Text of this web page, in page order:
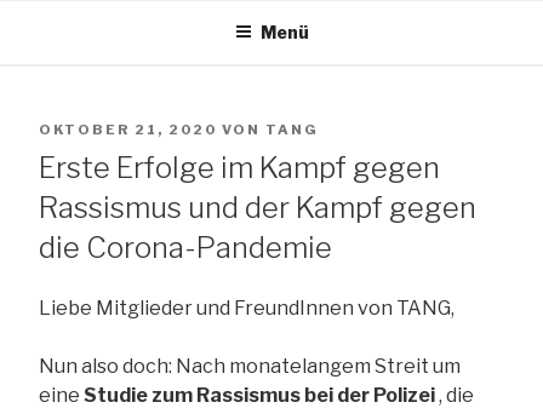
The African Network of Germany
Menü
VERÖFFENTLICHT
AM
OKTOBER 21, 2020 VON TANG
Erste Erfolge im Kampf gegen
Rassismus und der Kampf gegen
die Corona-Pandemie
Liebe Mitglieder und FreundInnen von TANG,
Nun also doch: Nach monatelangem Streit um
eine Studie zum Rassismus bei der Polizei, die